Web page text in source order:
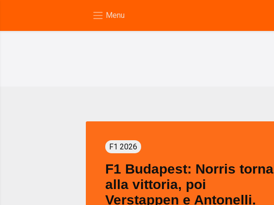
F1 2026
F1 Budapest: Norris torna
alla vittoria, poi
Verstappen e Antonelli.